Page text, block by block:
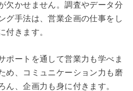
欠かせません。調査やデータ分
グ手法は、営業企画の仕事をし
付きます。
ポートを通して営業力も学べま
め、コミュニケーション力も磨
ん、企画力も身に付きます。